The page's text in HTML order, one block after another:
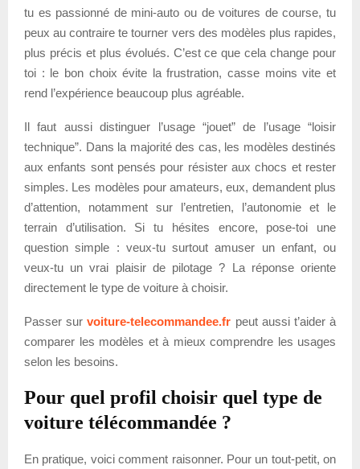
tu es passionné de mini-auto ou de voitures de course, tu
peux au contraire te tourner vers des modèles plus rapides,
plus précis et plus évolués. C’est ce que cela change pour
toi : le bon choix évite la frustration, casse moins vite et
rend l’expérience beaucoup plus agréable.
Il faut aussi distinguer l’usage “jouet” de l’usage “loisir
technique”. Dans la majorité des cas, les modèles destinés
aux enfants sont pensés pour résister aux chocs et rester
simples. Les modèles pour amateurs, eux, demandent plus
d’attention, notamment sur l’entretien, l’autonomie et le
terrain d’utilisation. Si tu hésites encore, pose-toi une
question simple : veux-tu surtout amuser un enfant, ou
veux-tu un vrai plaisir de pilotage ? La réponse oriente
directement le type de voiture à choisir.
Passer survoiture-telecommandee.fr peut aussi t’aider à
comparer les modèles et à mieux comprendre les usages
selon les besoins.
Pour quel profil choisir quel type de
voiture télécommandée ?
En pratique, voici comment raisonner. Pour un tout-petit, on